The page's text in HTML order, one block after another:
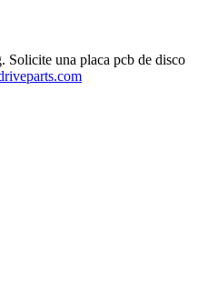
Solicite una placa pcb de disco